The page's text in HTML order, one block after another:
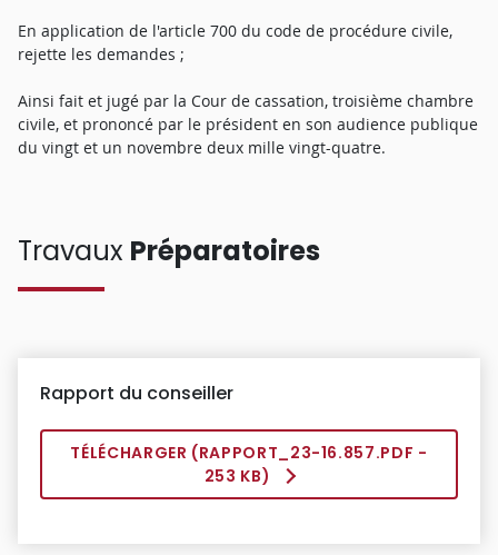
En application de l'article 700 du code de procédure civile,
rejette les demandes ;
Ainsi fait et jugé par la Cour de cassation, troisième chambre
civile, et prononcé par le président en son audience publique
du vingt et un novembre deux mille vingt-quatre.
Travaux Préparatoires
Rapport du conseiller
TÉLÉCHARGER (RAPPORT_23-16.857.PDF -
253 KB)